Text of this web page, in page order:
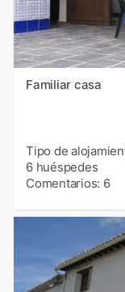
Familiar casa
Tipo de
6 huéspedes
Comentarios: 6